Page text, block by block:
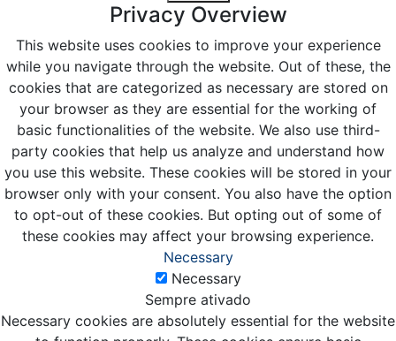
Privacy Overview
This website uses cookies to improve your experience
while you navigate through the website. Out of these, the
cookies that are categorized as necessary are stored on
your browser as they are essential for the working of
basic functionalities of the website. We also use third-
party cookies that help us analyze and understand how
you use this website. These cookies will be stored in your
browser only with your consent. You also have the option
to opt-out of these cookies. But opting out of some of
these cookies may affect your browsing experience.
Necessary
Necessary
Sempre ativado
Necessary cookies are absolutely essential for the website